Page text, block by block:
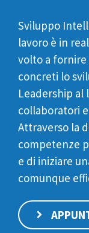
Sviluppo
lavoro è in
volto a
concreti lo
Leadership al
collaboratori
Attraverso la
competenze
e di iniziare
comunque